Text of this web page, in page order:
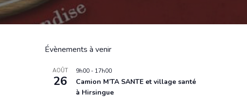
Évènements à venir
AOÛT
26
9h00 - 17h00
Camion M’TA SANTE et village santé
à Hirsingue